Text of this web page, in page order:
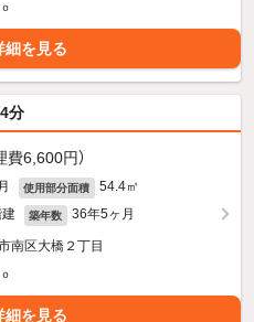
細を見る
分
費6,600円）
使用部分面積 54.4㎡
築年数 36年5ヶ月
南区大橋２丁目
細を見る